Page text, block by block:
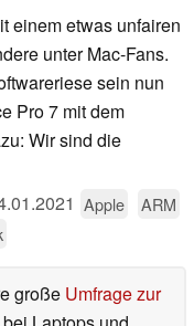
einem etwas unfairen
unter Mac-Fans.
sein nun
Pro 7 mit dem
Wir sind die
Apple
ARM
große Umfrage zur